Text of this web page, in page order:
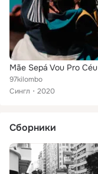
Mãe Sepá Vou Pro Céu
97kilombo
Сингл
2020
Сборники